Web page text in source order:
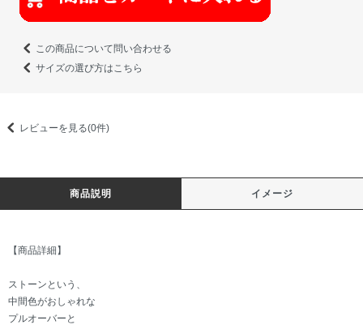
この商品について問い合わせる
サイズの選び方はこちら
レビューを見る(0件)
商品説明 イメージ
【商品詳細】
ストーンという、
中間色がおしゃれな
プルオーバーと